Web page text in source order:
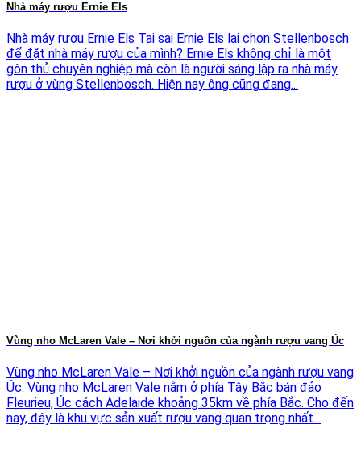
Nhà máy rượu Ernie Els
Nhà máy rượu Ernie Els Tại sai Ernie Els lại chọn Stellenbosch
để đặt nhà máy rượu của mình? Ernie Els không chỉ là một
gôn thủ chuyên nghiệp mà còn là người sáng lập ra nhà máy
rượu ở vùng Stellenbosch. Hiện nay ông cũng đang...
Vùng nho McLaren Vale – Nơi khởi nguồn của ngành rượu vang Úc
Vùng nho McLaren Vale – Nơi khởi nguồn của ngành rượu vang
Úc. Vùng nho McLaren Vale nằm ở phía Tây Bắc bán đảo
Fleurieu, Úc cách Adelaide khoảng 35km về phía Bắc. Cho đến
nay, đây là khu vực sản xuất rượu vang quan trọng nhất...